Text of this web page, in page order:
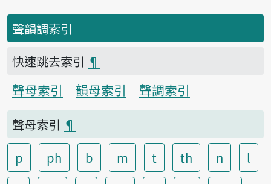
聲韻調索引
快速跳去索引 ¶
聲母索引
韻母索引
聲調索引
聲母索引 ¶
p
ph b m t th n
l